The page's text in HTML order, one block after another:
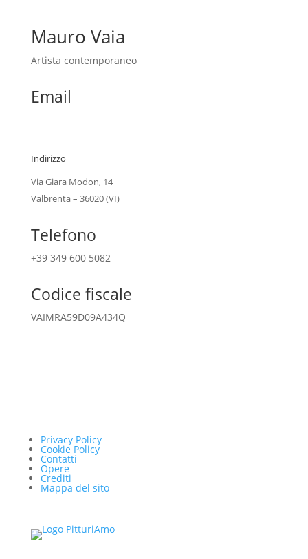
Mauro Vaia
Artista contemporaneo
Email
Indirizzo
Via Giara Modon, 14
Valbrenta – 36020 (VI)
Telefono
+39 349 600 5082
Codice fiscale
VAIMRA59D09A434Q
Privacy Policy
Cookie Policy
Contatti
Opere
Crediti
Mappa del sito